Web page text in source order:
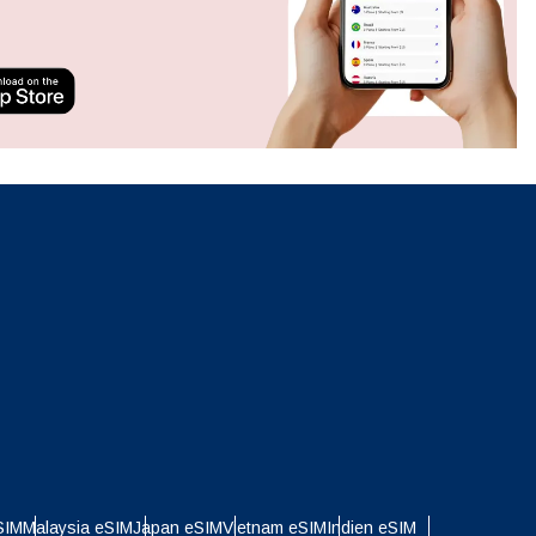
Malaysia eSIMJapan eSIMVietnam eSIMIndien eSIM